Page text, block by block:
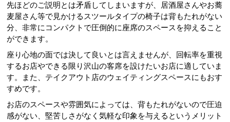
先ほどのご説明とは矛盾してしまいますが、居酒屋さんやお蕎
麦屋さん等で見かけるスツールタイプの椅子は背もたれがない
分、非常にコンパクトで圧倒的に座席のスペースを抑えること
ができます。
座り心地の面では決して良いとは言えませんが、回転率を重視
するお店やできる限り沢山の客席を設けたいお店に適していま
す。また、テイクアウト店のウェイティングスペースにもおす
すめです。
お店のスペースや雰囲気によっては、背もたれがないので圧迫
感がない、堅苦しさがなく気軽な印象を与えるというメリット